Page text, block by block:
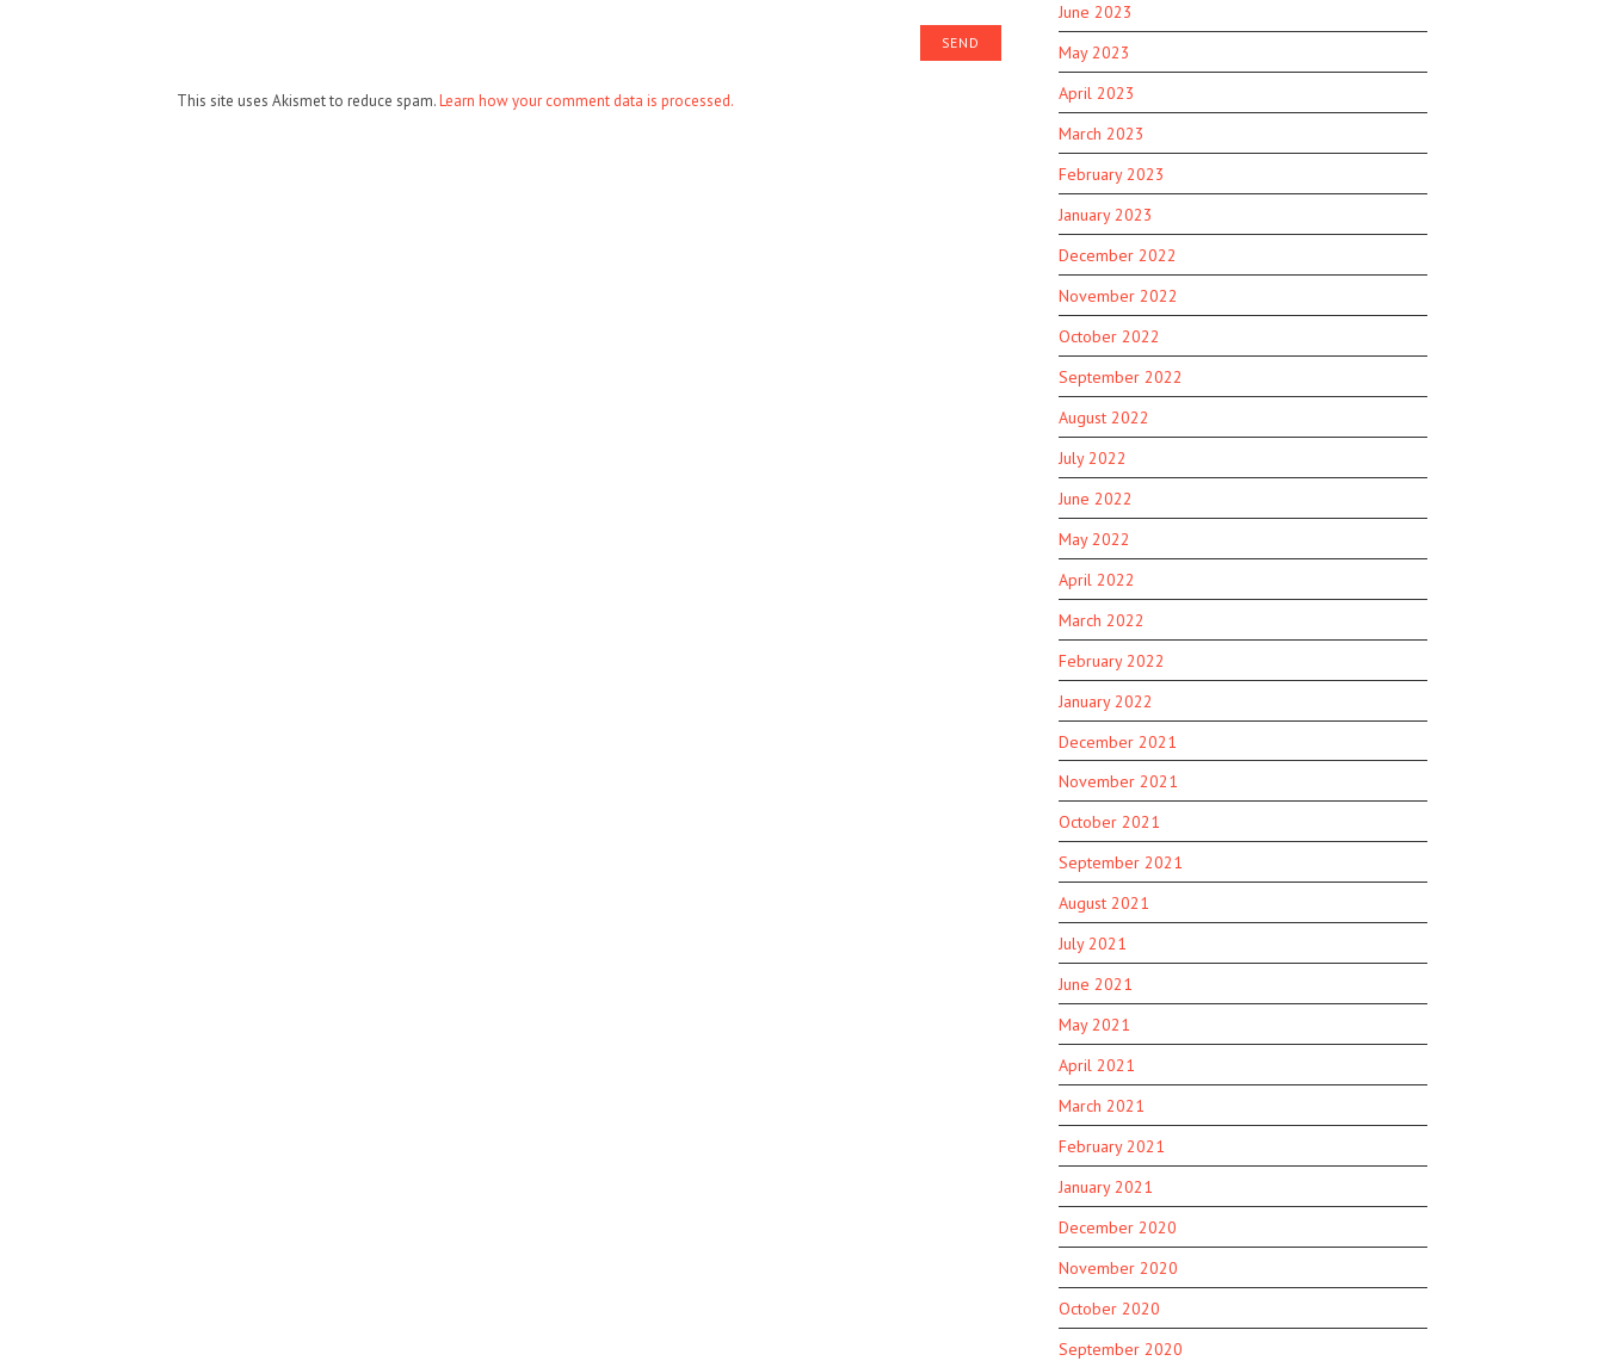
This site uses Akismet to reduce spam.Learn how your comment data is processed.
June 2023
May 2023
April 2023
March 2023
February 2023
January 2023
December 2022
November 2022
October 2022
September 2022
August 2022
July 2022
June 2022
May 2022
April 2022
March 2022
February 2022
January 2022
December 2021
November 2021
October 2021
September 2021
August 2021
July 2021
June 2021
May 2021
April 2021
March 2021
February 2021
January 2021
December 2020
November 2020
October 2020
September 2020